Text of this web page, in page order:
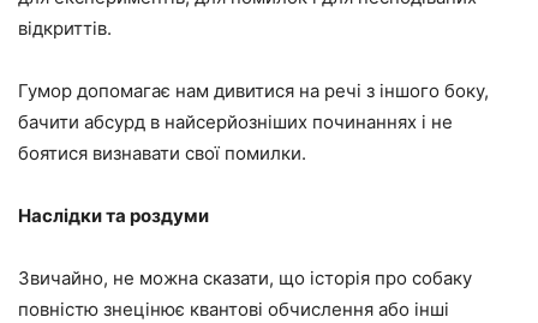
відкриттів.
Гумор допомагає нам дивитися на речі з іншого боку,
бачити абсурд в найсерйозніших починаннях і не
боятися визнавати свої помилки.
Наслідки та роздуми
Звичайно, не можна сказати, що історія про собаку
повністю знецінює квантові обчислення або інші